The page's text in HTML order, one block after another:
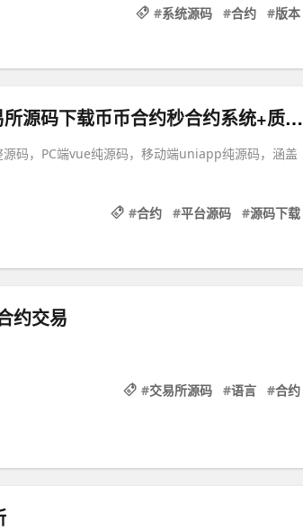
#系统源码 #合约 #版本
Hotcoin多语言区块链交易所源码下载币币合约秒合约系统+质押理财平台源码
码，PC端vue纯源码，移动端uniapp纯源码，涵盖
#合约 #平台源码 #源码下载
约交易
#交易所源码 #语言 #合约